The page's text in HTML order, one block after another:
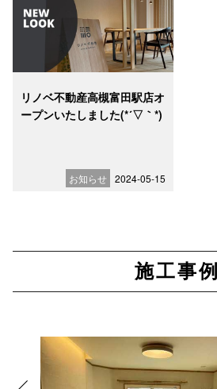
リノベ不動産高槻富田駅店オ
ープンいたしました(*´▽｀*)
お知らせ 2024-05-15
施工事例